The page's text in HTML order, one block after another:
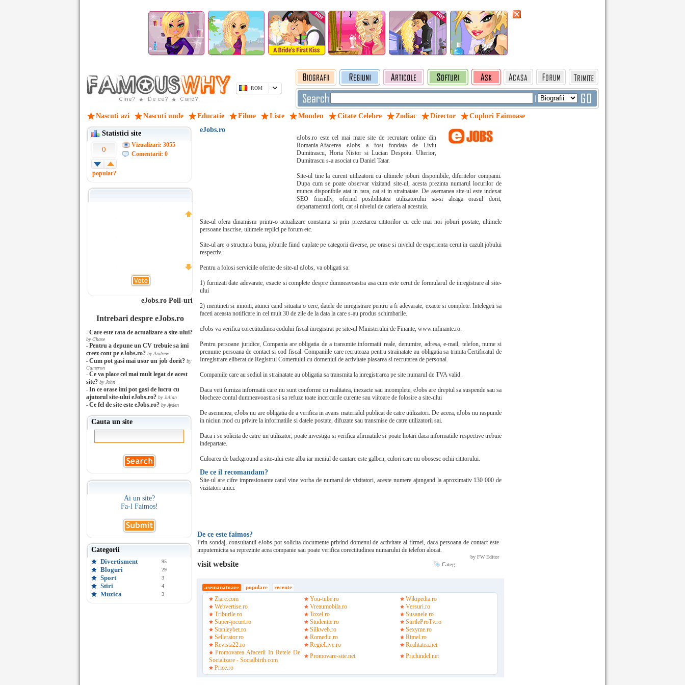
ROM
|
Nascuti azi Nascuti unde Educatie Filme Liste Monden Citate Celebre Zodiac Director Cupluri Faimoase
Statistici site
0
popular?
Vizualizari: 3055
Comentarii: 0
eJobs.ro Poll-uri
Intrebari despre eJobs.ro
- Care este rata de actualizare a site-ului?
by Chase
- Pentru a depune un CV trebuie sa imi
creez cont pe eJobs.ro? by Andrew
- Cum pot gasi mai usor un job dorit? by
Cameron
- Ce va place cel mai mult legat de acest
site? by John
- In ce orase imi pot gasi de lucru cu
ajutorul site-ului eJobs.ro? by Julian
- Ce fel de site este eJobs.ro? by Ayden
Cauta un site
Ai un site?
Fa-l Faimos!
Categorii
Divertisment
95
Bloguri 29
Sport 3
Stiri 4
Muzica 3
eJobs.ro
eJobs.ro este cel mai mare site de recrutare online din
Romania.Afacerea eJobs a fost fondata de Liviu
Dumitrascu, Horia Nistor si Lucian Despoiu. Ulterior,
Dumitrascu s-a asociat cu Daniel Tatar.
Site-ul tine la curent utilizatorii cu ultimele joburi disponibile, diferitelor companii.
Dupa cum se poate observar vizitand site-ul, acesta prezinta numarul locurilor de
munca disponibile atat in tara, cat si in strainatate. De asemanea site-ul este indexat
SEO friendly, oferind posibilitatea utilizatorului sa-si aleaga orasul dorit,
departamentul dorit, cat si nivelul de cariera al acestuia.
Site-ul ofera dinamism printr-o actualizare constanta si prin prezetarea cititorilor cu cele mai noi joburi postate, ultimele
persoane inscrise, ultimele replici pe forum etc.
Site-ul are o structura buna, joburile fiind cuplate pe categorii diverse, pe orase si nivelul de experienta cerut in cazult jobului
respectiv.
Pentru a folosi serviciile oferite de site-ul eJobs, va obligati sa:
1) furnizati date adevarate, exacte si complete despre dumneavoastra asa cum este cerut de formularul de inregistrare al site-
ului
2) mentineti si innoiti, atunci cand situatia o cere, datele de inregistrare pentru a fi adevarate, exacte si complete. Intelegeti sa
faceti aceasta notificare in cel mult 30 de zile de la data la care s-au produs schimbarile.
eJobs va verifica corectitudinea codului fiscal inregistrat pe site-ul Ministerului de Finante, www.mfinante.ro.
Pentru persoane juridice, Compania are obligatia de a transmite informatii reale, denumire, adresa, e-mail, telefon, nume si
prenume persoana de contact si cod fiscal. Companiile care recruteaza pentru strainatate au obligatia sa trimita Certificatul de
Inregistrare eliberat de Registrul Comertului cu domeniul de activitate plasarea si recrutarea de personal.
Companiile care au sediul in strainatate au obligatia sa transmita la inregistrarea pe site numarul de TVA valid.
Daca veti furniza informatii care nu sunt conforme cu realitatea, inexacte sau incomplete, eJobs are dreptul sa suspende sau sa
blocheze contul dumneavoastra si sa refuze toate incercarile curente sau viitoare de folosire a site-ului
De asemenea, eJobs nu are obligatia de a verifica in avans materialul publicat de catre utilizatori. De aceea, eJobs nu raspunde
in niciun mod cu privire la informatiile si datele postate, difuzate sau transmise de catre utilizatorii sai.
Daca i se solicita de catre un utilizator, poate investiga si verifica afirmatiile si poate hotari daca informatiile respective trebuie
indepartate.
Culoarea de background a site-ului este alba iar meniul de cautare este galben, culori care nu obosesc ochii cititorului.
De ce il recomandam?
Site-ul are cifre impresionante cand vine vorba de numarul de vizitatori, aceste numere ajungand la aproximativ 130 000 de
vizitatori unici.
De ce este faimos?
Prin sondaj, consultantii eJobs pot solicita documente privind domenul de activitate al firmei, daca persoana de contact este
imputernicita sa reprezinte acea companie sau poate verifica corectitudinea numarului de telefon alocat.
by FW Editor
visit website Categ
asemanatoare populare recente
Ziare.com You-tube.ro
Wikipedia.ro
Webvertise.ro
Vreaumobila.ro
Versuri.ro
Triburile.ro
Toxel.ro
Susanele.ro
Super-jocuri.ro
Studentie.ro
StirileProTv.ro
Stanleybet.ro
Silkweb.ro
Sexyme.ro
Sellerator.ro
Romedic.ro
Rimel.ro
Revista22.ro
RegieLive.ro
Realitatea.net
Promovarea Afacerii In Retele De
Socializare - Socialbirth.com
Promovare-site.net
Prichindel.net
Price.ro